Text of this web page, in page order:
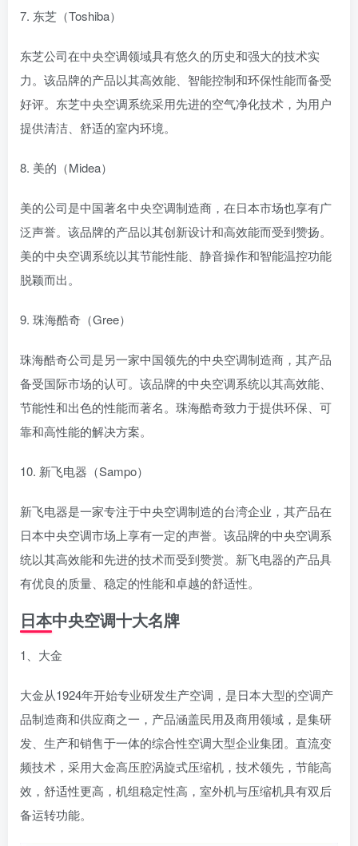
7. 东芝（Toshiba）
东芝公司在中央空调领域具有悠久的历史和强大的技术实
力。该品牌的产品以其高效能、智能控制和环保性能而备受
好评。东芝中央空调系统采用先进的空气净化技术，为用户
提供清洁、舒适的室内环境。
8. 美的（Midea）
美的公司是中国著名中央空调制造商，在日本市场也享有广
泛声誉。该品牌的产品以其创新设计和高效能而受到赞扬。
美的中央空调系统以其节能性能、静音操作和智能温控功能
脱颖而出。
9. 珠海酷奇（Gree）
珠海酷奇公司是另一家中国领先的中央空调制造商，其产品
备受国际市场的认可。该品牌的中央空调系统以其高效能、
节能性和出色的性能而著名。珠海酷奇致力于提供环保、可
靠和高性能的解决方案。
10. 新飞电器（Sampo）
新飞电器是一家专注于中央空调制造的台湾企业，其产品在
日本中央空调市场上享有一定的声誉。该品牌的中央空调系
统以其高效能和先进的技术而受到赞赏。新飞电器的产品具
有优良的质量、稳定的性能和卓越的舒适性。
日本中央空调十大名牌
1、大金
大金从1924年开始专业研发生产空调，是日本大型的空调产
品制造商和供应商之一，产品涵盖民用及商用领域，是集研
发、生产和销售于一体的综合性空调大型企业集团。直流变
频技术，采用大金高压腔涡旋式压缩机，技术领先，节能高
效，舒适性更高，机组稳定性高，室外机与压缩机具有双后
备运转功能。